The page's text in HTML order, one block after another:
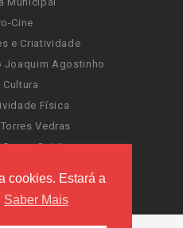
cookies. Estará a
Saber Mais
Cine
e Criatividade
Joaquim Agostinho
Física
Vedras
Ocean Spirit